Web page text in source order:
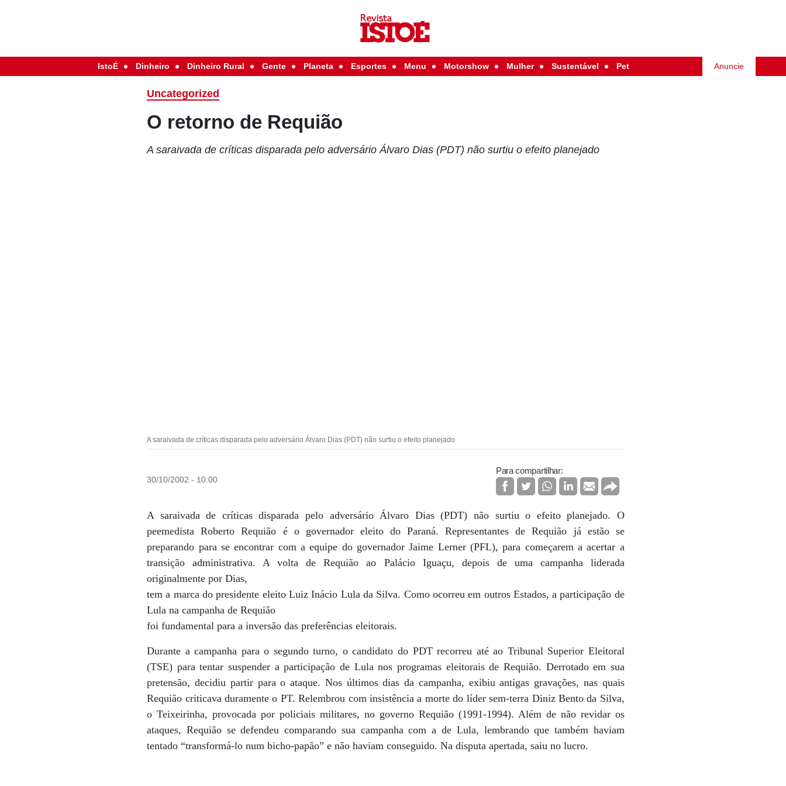
IstoÉ Dinheiro Dinheiro Rural Gente Planeta Esportes Menu Motorshow Mulher Sustentável Pet Anuncie
Uncategorized
O retorno de Requião
A saraivada de críticas disparada pelo adversário Álvaro Dias (PDT) não surtiu o efeito planejado
A saraivada de críticas disparada pelo adversário Álvaro Dias (PDT) não surtiu o efeito planejado
30/10/2002 - 10:00
Para compartilhar:
A saraivada de críticas disparada pelo adversário Álvaro Dias (PDT) não surtiu o efeito planejado. O
peemedista Roberto Requião é o governador eleito do Paraná. Representantes de Requião já estão se
preparando para se encontrar com a equipe do governador Jaime Lerner (PFL), para começarem a acertar a
transição administrativa. A volta de Requião ao Palácio Iguaçu, depois de uma campanha liderada
originalmente por Dias,
tem a marca do presidente eleito Luiz Inácio Lula da Silva. Como ocorreu em outros Estados, a participação de
Lula na campanha de Requião
foi fundamental para a inversão das preferências eleitorais.
Durante a campanha para o segundo turno, o candidato do PDT recorreu até ao Tribunal Superior Eleitoral
(TSE) para tentar suspender a participação de Lula nos programas eleitorais de Requião. Derrotado em sua
pretensão, decidiu partir para o ataque. Nos últimos dias da campanha, exibiu antigas gravações, nas quais
Requião criticava duramente o PT. Relembrou com insistência a morte do líder sem-terra Diniz Bento da Silva,
o Teixeirinha, provocada por policiais militares, no governo Requião (1991-1994). Além de não revidar os
ataques, Requião se defendeu comparando sua campanha com a de Lula, lembrando que também haviam
tentado “transformá-lo num bicho-papão” e não haviam conseguido. Na disputa apertada, saiu no lucro.